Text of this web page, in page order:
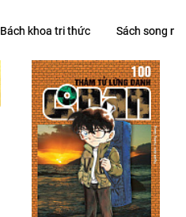
Bách khoa tri thức Sách song